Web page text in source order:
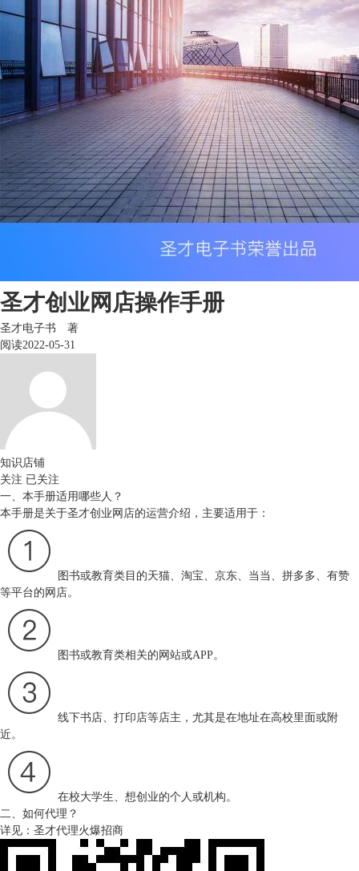
圣才创业网店操作手册
圣才电子书 著
阅读2022-05-31
知识店铺
关注 已关注
一、本手册适用哪些人？
本手册是关于圣才创业网店的运营介绍，主要适用于：
图书或教育类目的天猫、淘宝、京东、当当、拼多多、有赞
等平台的网店。
图书或教育类相关的网站或APP。
线下书店、打印店等店主，尤其是在地址在高校里面或附
近。
在校大学生、想创业的个人或机构。
二、如何代理？
详见： 圣才代理火爆招商